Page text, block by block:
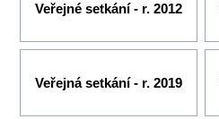
Veřejné setkání - r. 2012
Veřejná setkání - r. 2019